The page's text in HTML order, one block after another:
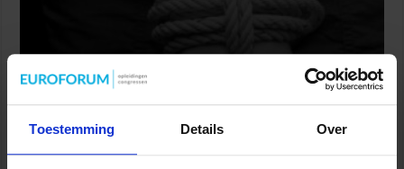
Toestemming Details Over